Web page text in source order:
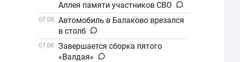
Аллея памяти участников СВО
07.08
Автомобиль в Балаково врезался
в столб
07.08
Завершается сборка пятого
«Валдая»